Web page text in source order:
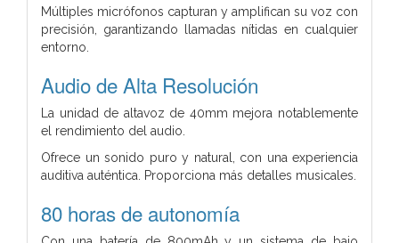
Múltiples micrófonos capturan y amplifican su voz con
precisión, garantizando llamadas nítidas en cualquier
entorno.
Audio de Alta Resolución
La unidad de altavoz de 40mm mejora notablemente
el rendimiento del audio.
Ofrece un sonido puro y natural, con una experiencia
auditiva auténtica. Proporciona más detalles musicales.
80 horas de autonomía